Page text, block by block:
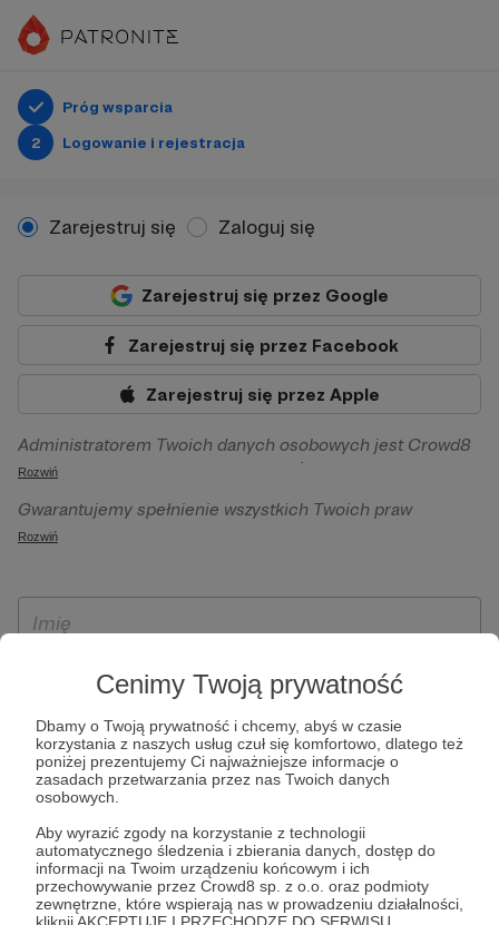
Cenimy Twoją prywatność
Dbamy o Twoją prywatność i chcemy, abyś w czasie
korzystania z naszych usług czuł się komfortowo, dlatego też
poniżej prezentujemy Ci najważniejsze informacje o
zasadach przetwarzania przez nas Twoich danych
osobowych.
Aby wyrazić zgody na korzystanie z technologii
automatycznego śledzenia i zbierania danych, dostęp do
informacji na Twoim urządzeniu końcowym i ich
przechowywanie przez Crowd8 sp. z o.o. oraz podmioty
zewnętrzne, które wspierają nas w prowadzeniu działalności,
kliknij AKCEPTUJĘ I PRZECHODZĘ DO SERWISU.
Próg wsparcia
2
Logowanie i rejestracja
Zarejestruj się Zaloguj się
Zarejestruj się przez Google
Zarejestruj się przez Facebook
Zarejestruj się przez Apple
Administratorem Twoich danych osobowych jest Crowd8
sp. z o.o. z siedziba w Warszawie, ul. Żwirki i Wigury 16, 02-
092 Warszawa. Twoje dane osobowe będą przetwarzane w
szczególności w celu wykonania umowy zawartej z Tobą, w
Patronite.pl, w tym możliwości dokonywania oraz
otrzymywania wsparcia na naszej platformie oraz
Rozwiń
Gwarantujemy spełnienie wszystkich Twoich praw
wynikających z ogólnego rozporządzenia o ochronie
ich przenoszenia, niepodlegania zautomatyzowanemu
wyrażenia sprzeciwu wobec przetwarzania Twoich danych
osobowych. Rejestracja dla osób niepełnoletnich możliwa
jest po przekazaniu podpisanego formularza "Zgodna na
założenie konta przez osobę niepełnoletnią", formularz
dostępny jest na stronie regulaminu Patronite.pl.
Rozwiń